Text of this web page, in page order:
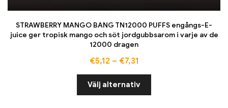
STRAWBERRY MANGO BANG TN12000 PUFFS engångs-E-
juice ger tropisk mango och söt jordgubbsarom i varje av de
12000 dragen
€5,12 – €7,31
Välj alternativ